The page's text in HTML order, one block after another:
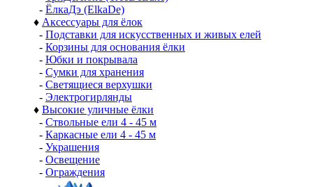
- ЁлкаДэ (ElkaDe)
♦ Аксессуары для ёлок
- Подставки для искусственных и живых елей
- Корзины для основания ёлки
- Юбки и покрывала
- Сумки для хранения
- Светящиеся верхушки
- Электрогирлянды
♦ Высокие уличные ёлки
- Ствольные ели 4 - 45 м
- Каркасные ели 4 - 45 м
- Украшения
- Освещение
- Ограждения